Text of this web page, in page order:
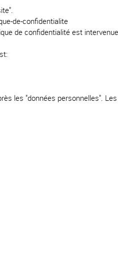
de-confidentialite
de confidentialité est
les "données personnelles".